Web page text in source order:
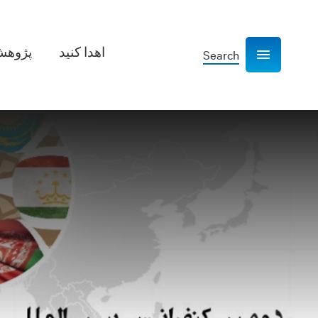
اهدا کنید Search Show navigation